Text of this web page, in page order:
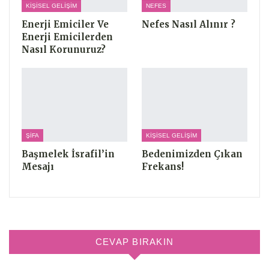
KIŞISEL GELIŞIM
Enerji Emiciler Ve
Enerji Emicilerden
Nasıl Korunuruz?
NEFES
Nefes Nasıl Alınır ?
ŞIFA
Başmelek İsrafil’in
Mesajı
KIŞISEL GELIŞIM
Bedenimizden Çıkan
Frekans!
CEVAP BIRAKIN